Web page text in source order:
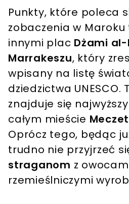
Punkty, które poleca
zobaczenia w Maroku
innymi plac Dżami
Marrakeszu, który
wpisany na listę
dziedzictwa UNESCO.
znajduje się
całym mieście
Oprócz tego, będąc
trudno nie przyjrzeć
straganom z
rzemieślniczymi